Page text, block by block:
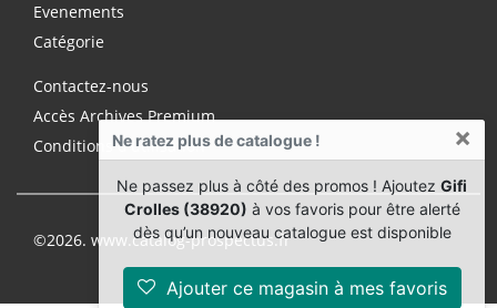
Ne ratez plus de catalogue ! ×
Ne passez plus à côté des promos ! Ajoutez Gifi
Crolles (38920) à vos favoris pour être alerté
dès qu’un nouveau catalogue est disponible
Ajouter ce magasin à mes favoris
Evenements
Catégorie
Contactez-nous
Accès Archives Premium
Conditions d'utilisation
©2026. www.catalog-prospectus.fr